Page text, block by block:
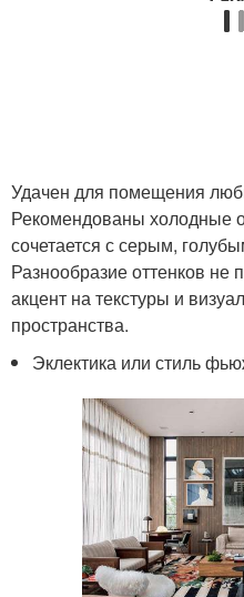
Удачен для помещения
Рекомендованы холодные
сочетается с серым,
Разнообразие оттенков не
акцент на текстуры и
пространства.
Эклектика или стиль